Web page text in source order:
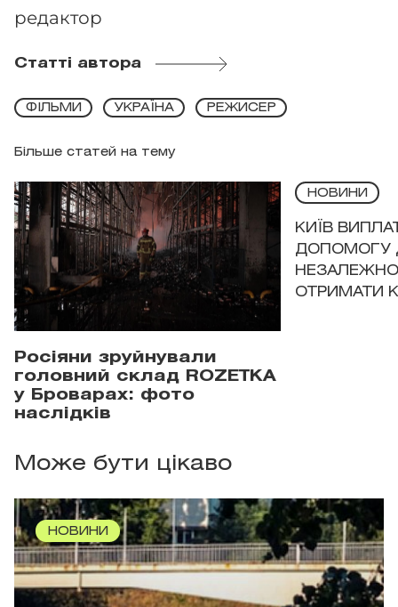
редактор
Статті автора
Більше статей на тему
ФІЛЬМИ УКРАЇНА РЕЖИСЕР
Росіяни зруйнували
головний склад ROZETKA
у Броварах: фото
наслідків
НОВИНИ
КИЇВ
ДОПОМОГУ
ОТРИМАТИ
Може бути цікаво
НОВИНИ